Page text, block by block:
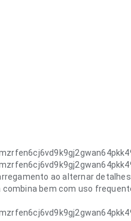
ao alternar
bem com uso